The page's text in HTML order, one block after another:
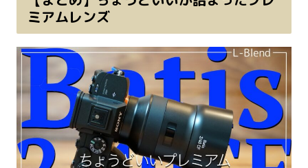
ミアムレンズ